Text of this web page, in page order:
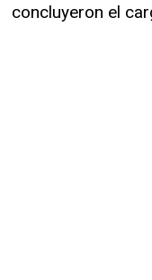
concluyeron el